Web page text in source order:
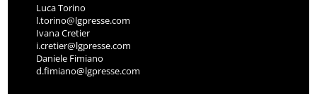
Luca Torino
l.torino@lgpresse.com
Ivana Cretier
i.cretier@lgpresse.com
Daniele Fimiano
d.fimiano@lgpresse.com